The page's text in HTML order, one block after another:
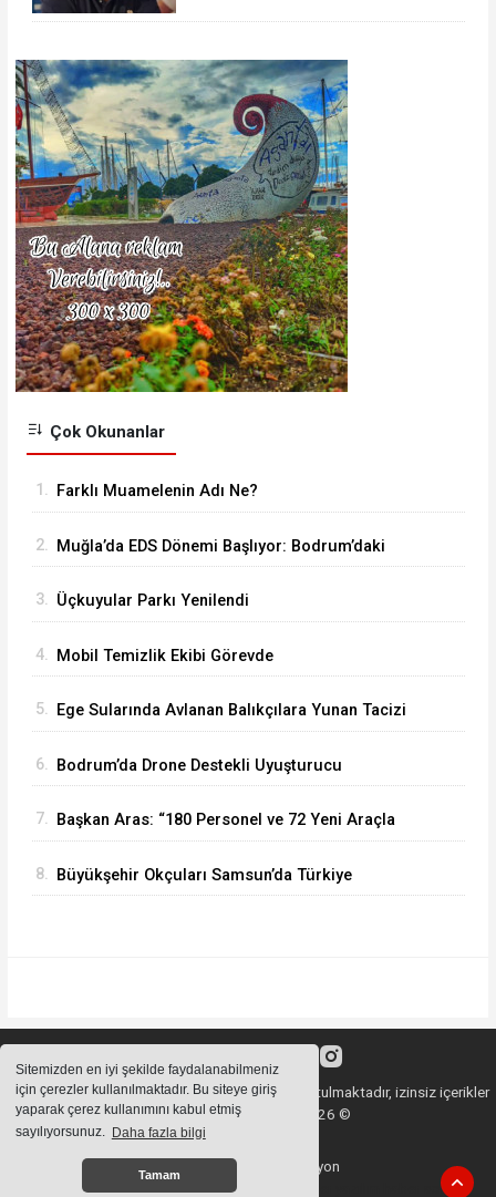
Sitemizden en iyi şekilde faydalanabilmeniz
için çerezler kullanılmaktadır. Bu siteye giriş
yaparak çerez kullanımını kabul etmiş
sayılıyorsunuz. Daha fazla bilgi
Tamam
Çok Okunanlar
1. Farklı Muamelenin Adı Ne?
2. Muğla’da EDS Dönemi Başlıyor: Bodrum’daki
3. Üçkuyular Parkı Yenilendi
4. Mobil Temizlik Ekibi Görevde
5. Ege Sularında Avlanan Balıkçılara Yunan Tacizi
6. Bodrum’da Drone Destekli Uyuşturucu
7. Başkan Aras: “180 Personel ve 72 Yeni Araçla
8. Büyükşehir Okçuları Samsun’da Türkiye
Sitemizde bulunan içeriklerin tüm hakları saklı tutulmaktadır, izinsiz içerikler
kullanılamaz. Copyright 2026 ©
Haber Yazılımı:
Web Aksiyon
haber yazılımı
haber scripti haber script